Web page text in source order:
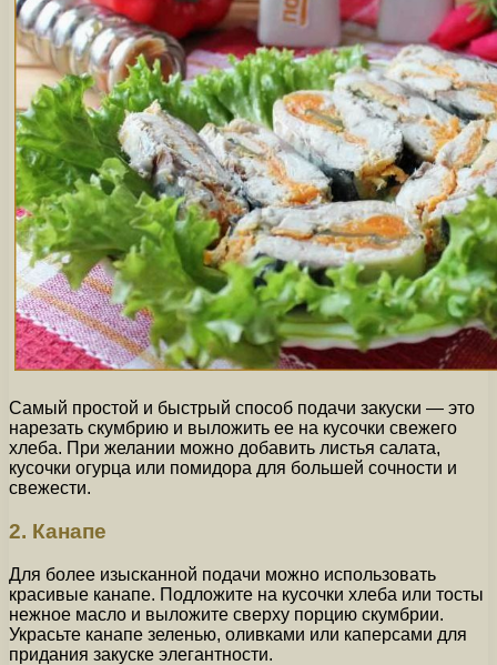
Самый простой и быстрый способ подачи закуски — это
нарезать скумбрию и выложить ее на кусочки свежего
хлеба. При желании можно добавить листья салата,
кусочки огурца или помидора для большей сочности и
свежести.
2. Канапе
Для более изысканной подачи можно использовать
красивые канапе. Подложите на кусочки хлеба или тосты
нежное масло и выложите сверху порцию скумбрии.
Украсьте канапе зеленью, оливками или каперсами для
придания закуске элегантности.